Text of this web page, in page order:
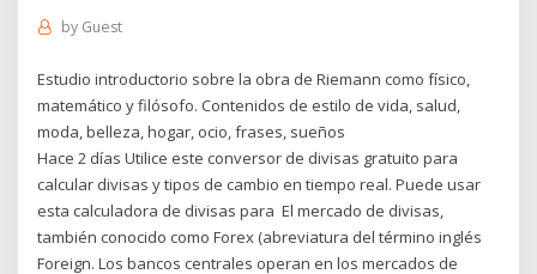
by Guest
Estudio introductorio sobre la obra de Riemann como físico,
matemático y filósofo. Contenidos de estilo de vida, salud,
moda, belleza, hogar, ocio, frases, sueños
Hace 2 días Utilice este conversor de divisas gratuito para
calcular divisas y tipos de cambio en tiempo real. Puede usar
esta calculadora de divisas para El mercado de divisas,
también conocido como Forex (abreviatura del término inglés
Foreign. Los bancos centrales operan en los mercados de